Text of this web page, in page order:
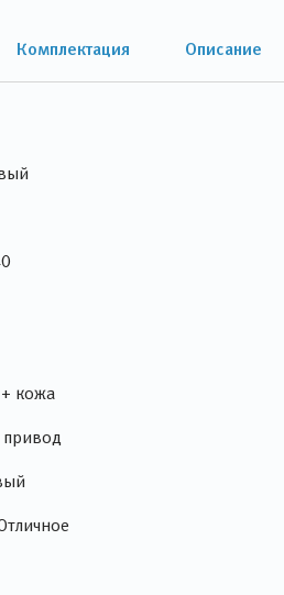
Комплектация Описание
кожа
привод